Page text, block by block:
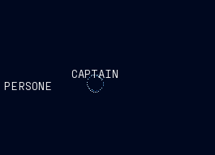
PERSONE
CAPTAIN